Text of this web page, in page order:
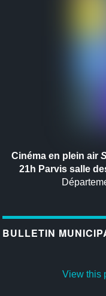
Cinéma en plein air
21h Parvis salle
BULLETIN
View this